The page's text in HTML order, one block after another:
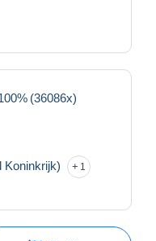
(36086x)
Koninkrijk) 1